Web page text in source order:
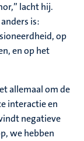
lacht hij.
is:
op
en op het
allemaal om de
interactie en
negatieve
we hebben